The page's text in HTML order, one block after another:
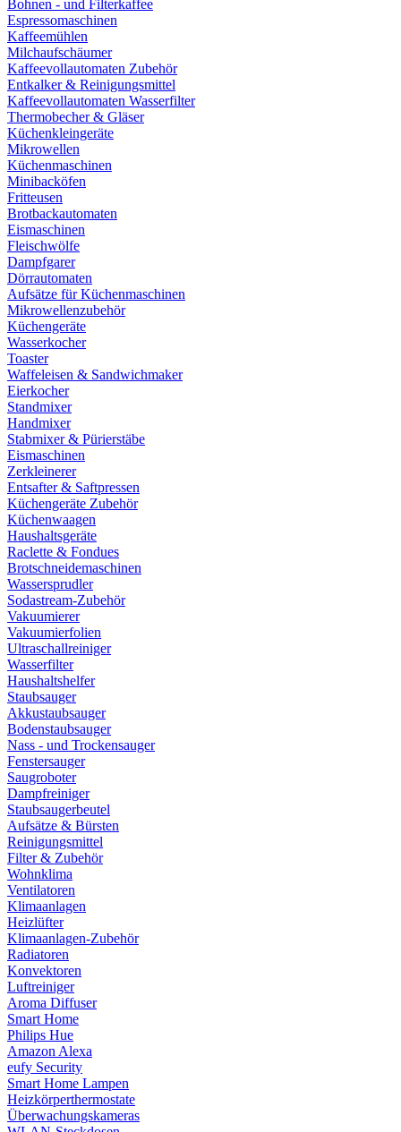
Bohnen - und Filterkaffee
Espressomaschinen
Kaffeemühlen
Milchaufschäumer
Kaffeevollautomaten Zubehör
Entkalker & Reinigungsmittel
Kaffeevollautomaten Wasserfilter
Thermobecher & Gläser
Küchenkleingeräte
Mikrowellen
Küchenmaschinen
Minibacköfen
Fritteusen
Brotbackautomaten
Eismaschinen
Fleischwölfe
Dampfgarer
Dörrautomaten
Aufsätze für Küchenmaschinen
Mikrowellenzubehör
Küchengeräte
Wasserkocher
Toaster
Waffeleisen & Sandwichmaker
Eierkocher
Standmixer
Handmixer
Stabmixer & Pürierstäbe
Eismaschinen
Zerkleinerer
Entsafter & Saftpressen
Küchengeräte Zubehör
Küchenwaagen
Haushaltsgeräte
Raclette & Fondues
Brotschneidemaschinen
Wassersprudler
Sodastream-Zubehör
Vakuumierer
Vakuumierfolien
Ultraschallreiniger
Wasserfilter
Haushaltshelfer
Staubsauger
Akkustaubsauger
Bodenstaubsauger
Nass - und Trockensauger
Fenstersauger
Saugroboter
Dampfreiniger
Staubsaugerbeutel
Aufsätze & Bürsten
Reinigungsmittel
Filter & Zubehör
Wohnklima
Ventilatoren
Klimaanlagen
Heizlüfter
Klimaanlagen-Zubehör
Radiatoren
Konvektoren
Luftreiniger
Aroma Diffuser
Smart Home
Philips Hue
Amazon Alexa
eufy Security
Smart Home Lampen
Heizkörperthermostate
Überwachungskameras